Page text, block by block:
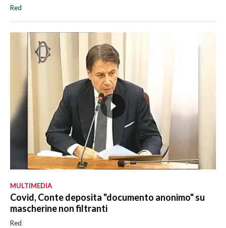
Red
MULTIMEDIA
Covid, Conte deposita "documento anonimo" su
mascherine non filtranti
Red